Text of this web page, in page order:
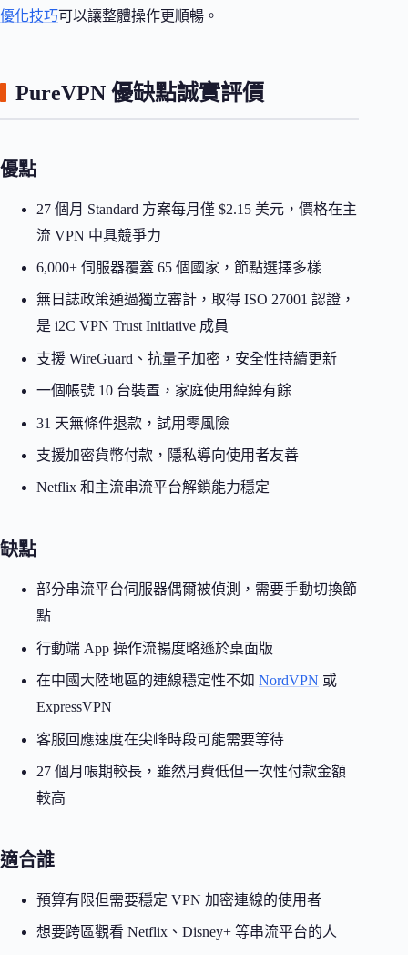
優化技巧可以讓整體操作更順暢。
PureVPN 優缺點誠實評價
優點
27 個月 Standard 方案每月僅 $2.15 美元，價格在主
流 VPN 中具競爭力
6,000+ 伺服器覆蓋 65 個國家，節點選擇多樣
無日誌政策通過獨立審計，取得 ISO 27001 認證，
是 i2C VPN Trust Initiative 成員
支援 WireGuard、抗量子加密，安全性持續更新
一個帳號 10 台裝置，家庭使用綽綽有餘
31 天無條件退款，試用零風險
支援加密貨幣付款，隱私導向使用者友善
Netflix 和主流串流平台解鎖能力穩定
缺點
部分串流平台伺服器偶爾被偵測，需要手動切換節
點
行動端 App 操作流暢度略遜於桌面版
在中國大陸地區的連線穩定性不如 NordVPN 或
ExpressVPN
客服回應速度在尖峰時段可能需要等待
27 個月帳期較長，雖然月費低但一次性付款金額
較高
適合誰
預算有限但需要穩定 VPN 加密連線的使用者
想要跨區觀看 Netflix、Disney+ 等串流平台的人